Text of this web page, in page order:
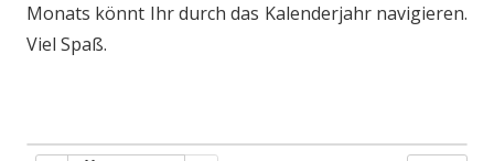
Monats könnt Ihr durch das Kalenderjahr navigieren.
Viel Spaß.